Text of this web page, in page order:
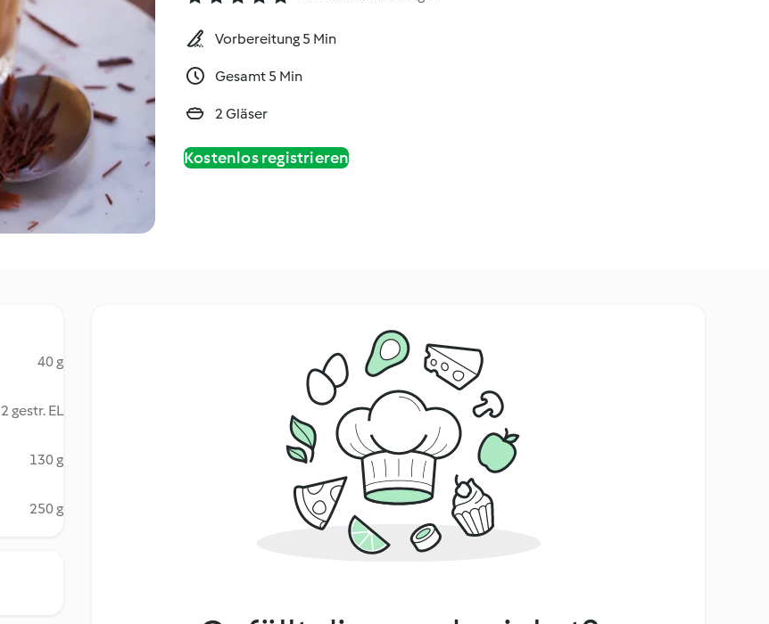
Vorbereitung 5 Min
Gesamt 5 Min
2 Gläser
Kostenlos registrieren
40 g
2 gestr. EL
130 g
250 g